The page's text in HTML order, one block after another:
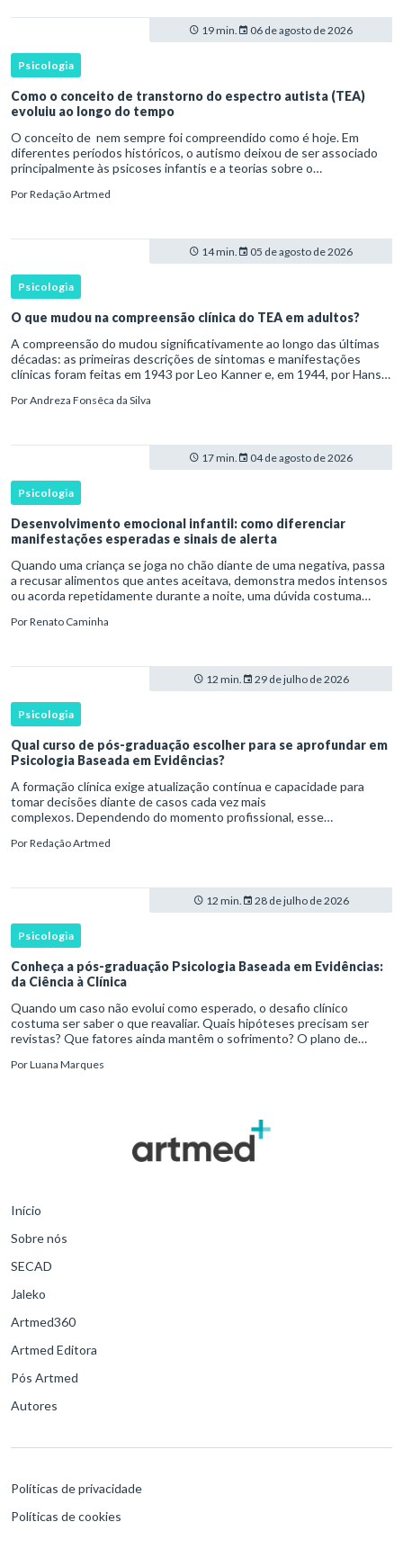
19 min. 06 de agosto de 2026
Psicologia
Como o conceito de transtorno do espectro autista (TEA)
evoluiu ao longo do tempo
O conceito de nem sempre foi compreendido como é hoje. Em
diferentes períodos históricos, o autismo deixou de ser associado
principalmente às psicoses infantis e a teorias sobre o
transtorno do des
PorRedação Artmed
14 min. 05 de agosto de 2026
Psicologia
O que mudou na compreensão clínica do TEA em adultos?
A compreensão do mudou significativamente ao longo das últimas
décadas: as primeiras descrições de sintomas e manifestações
clínicas foram feitas em 1943 por Leo Kanner e, em 1944, por Hans
PorAndreza Fonsêca da Silva
17 min. 04 de agosto de 2026
Psicologia
Desenvolvimento emocional infantil: como diferenciar
manifestações esperadas e sinais de alerta
Quando uma criança se joga no chão diante de uma negativa, passa
a recusar alimentos que antes aceitava, demonstra medos intensos
ou acorda repetidamente durante a noite, uma dúvida costuma
PorRenato Caminha
12 min. 29 de julho de 2026
Psicologia
Qual curso de pós-graduação escolher para se aprofundar em
Psicologia Baseada em Evidências?
A formação clínica exige atualização contínua e capacidade para
tomar decisões diante de casos cada vez mais
complexos. Dependendo do momento profissional, esse
aprofundamento em ou a especializaçã
PorRedação Artmed
12 min. 28 de julho de 2026
Psicologia
Conheça a pós-graduação Psicologia Baseada em Evidências:
da Ciência à Clínica
Quando um caso não evolui como esperado, o desafio clínico
costuma ser saber o que reavaliar. Quais hipóteses precisam ser
revistas? Que fatores ainda mantêm o sofrimento? O plano de
necessidades d
PorLuana Marques
Início
Sobre nós
SECAD
Jaleko
Artmed360
Artmed Editora
Pós Artmed
Autores
Políticas de privacidade
Políticas de cookies